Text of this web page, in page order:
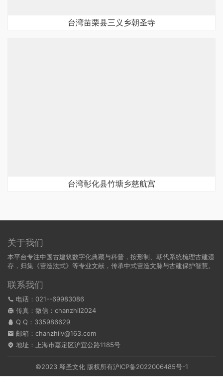
台湾苗栗县三义乡朝圣寺
台湾彰化县竹塘乡慈航宫
关于我们
本平台专注中国古建筑数字化典藏与科普，按形制、朝代系统梳理古建遗
存，归集《营造法式》等专业文献，传承中式营造文脉与古建保护智慧。
联系我们
电话：021--69983086
传真：微信：chanzhil2024
Q Q： 335986629
邮箱：chanzhilv@163.com
地址：上海市嘉定区沪宜公路1185号
©2023 释圣文化 版权所有沪ICP备2022006485号-1